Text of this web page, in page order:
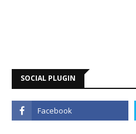
SOCIAL PLUGIN